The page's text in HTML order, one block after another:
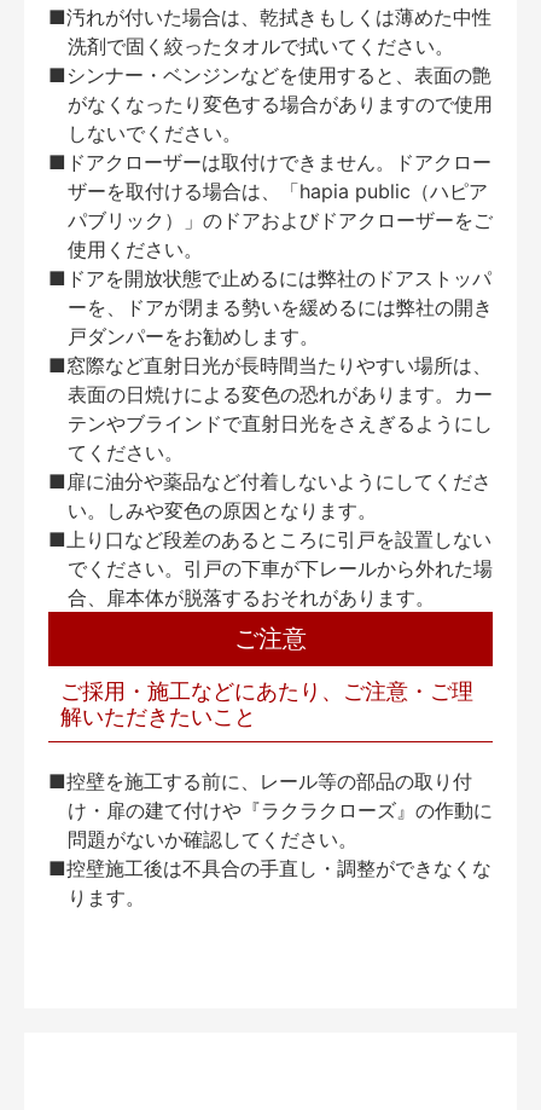
■汚れが付いた場合は、乾拭きもしくは薄めた中性
洗剤で固く絞ったタオルで拭いてください。
■シンナー・ベンジンなどを使用すると、表面の艶
がなくなったり変色する場合がありますので使用
しないでください。
■ドアクローザーは取付けできません。ドアクロー
ザーを取付ける場合は、「hapia public（ハピア
パブリック）」のドアおよびドアクローザーをご
使用ください。
■ドアを開放状態で止めるには弊社のドアストッパ
ーを、ドアが閉まる勢いを緩めるには弊社の開き
戸ダンパーをお勧めします。
■窓際など直射日光が長時間当たりやすい場所は、
表面の日焼けによる変色の恐れがあります。カー
テンやブラインドで直射日光をさえぎるようにし
てください。
■扉に油分や薬品など付着しないようにしてくださ
い。しみや変色の原因となります。
■上り口など段差のあるところに引戸を設置しない
でください。引戸の下車が下レールから外れた場
合、扉本体が脱落するおそれがあります。
ご注意
ご採用・施工などにあたり、ご注意・ご理
解いただきたいこと
■控壁を施工する前に、レール等の部品の取り付
け・扉の建て付けや『ラクラクローズ』の作動に
問題がないか確認してください。
■控壁施工後は不具合の手直し・調整ができなくな
ります。